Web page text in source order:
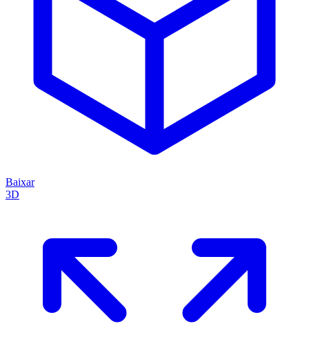
Baixar
3D